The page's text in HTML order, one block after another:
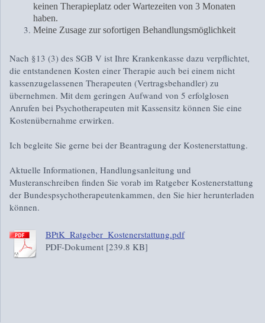
keinen Therapieplatz oder Wartezeiten von 3 Monaten
haben.
Meine Zusage zur sofortigen Behandlungsmöglichkeit
Nach §13 (3) des SGB V ist Ihre Krankenkasse dazu verpflichtet,
die entstandenen Kosten einer Therapie auch bei einem nicht
kassenzugelassenen Therapeuten (Vertragsbehandler) zu
übernehmen. Mit dem geringen Aufwand von 5 erfolglosen
Anrufen bei Psychotherapeuten mit Kassensitz können Sie eine
Kostenübernahme erwirken.
Ich begleite Sie gerne bei der Beantragung der Kostenerstattung.
Aktuelle Informationen, Handlungsanleitung und
Musteranschreiben finden Sie vorab im Ratgeber Kostenerstattung
der Bundespsychotherapeutenkammen, den Sie hier herunterladen
können.
BPtK_Ratgeber_Kostenerstattung.pdf
PDF-Dokument [239.8 KB]